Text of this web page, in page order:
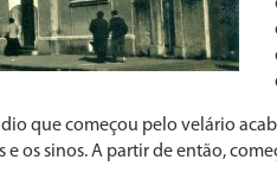
que começou pelo velário
os sinos. A partir de então,